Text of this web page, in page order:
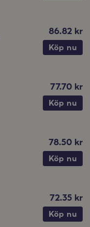
86.82 kr
Köp nu
77.70 kr
Köp nu
78.50 kr
Köp nu
72.35 kr
Köp nu